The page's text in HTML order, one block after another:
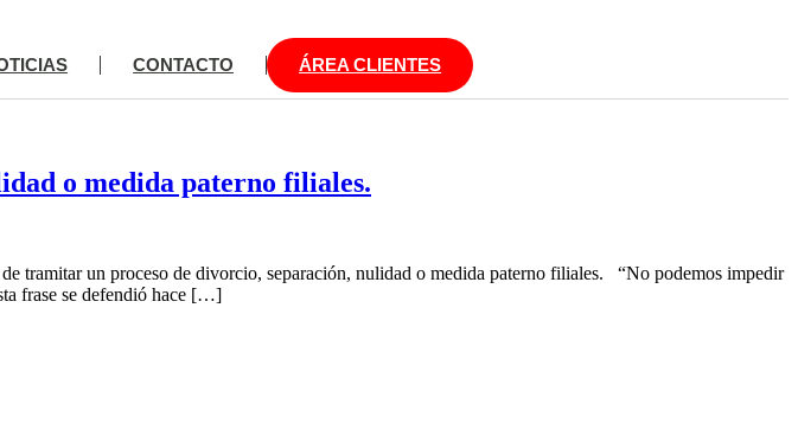
CONTACTO ÁREA CLIENTES
o medida paterno filiales.
tramitar un proceso de divorcio, separación, nulidad o medida paterno filiales. “No podemos impedir
frase se defendió hace […]